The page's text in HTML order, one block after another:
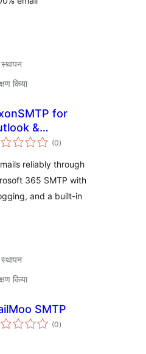
किया
for
&
365
(0कुल
दर)
reliably through
365 SMTP with
and a built-in
किया
SMTP
(0कुल
दर)